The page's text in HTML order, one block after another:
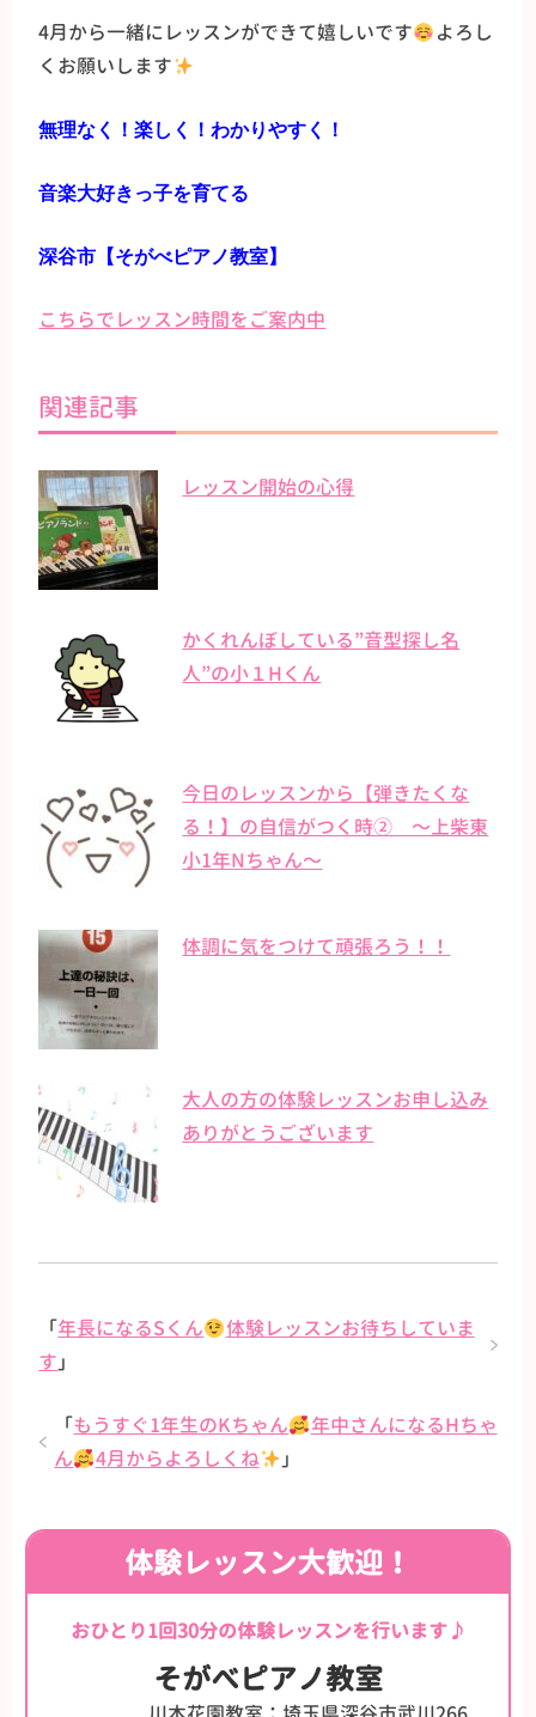
4月から一緒にレッスンができて嬉しいです
よろし
くお願いします
無理なく！楽しく！わかりやすく！
音楽大好きっ子を育てる
深谷市【そがべピアノ教室】
こちらでレッスン時間をご案内中
関連記事
レッスン開始の心得
かくれんぼしている”音型探し名
人”の小１Hくん
今日のレッスンから【弾きたくな
る！】の自信がつく時② 〜上柴東
小1年Nちゃん〜
体調に気をつけて頑張ろう！！
大人の方の体験レッスンお申し込み
ありがとうございます
「年長になるSくん
体験レッスンお待ちしていま
す 」
「もうすぐ1年生のKちゃん
年中さんになるHちゃ
ん
4月からよろしくね 」
体験レッスン大歓迎！
おひとり1回30分の体験レッスンを行います♪
そがべピアノ教室